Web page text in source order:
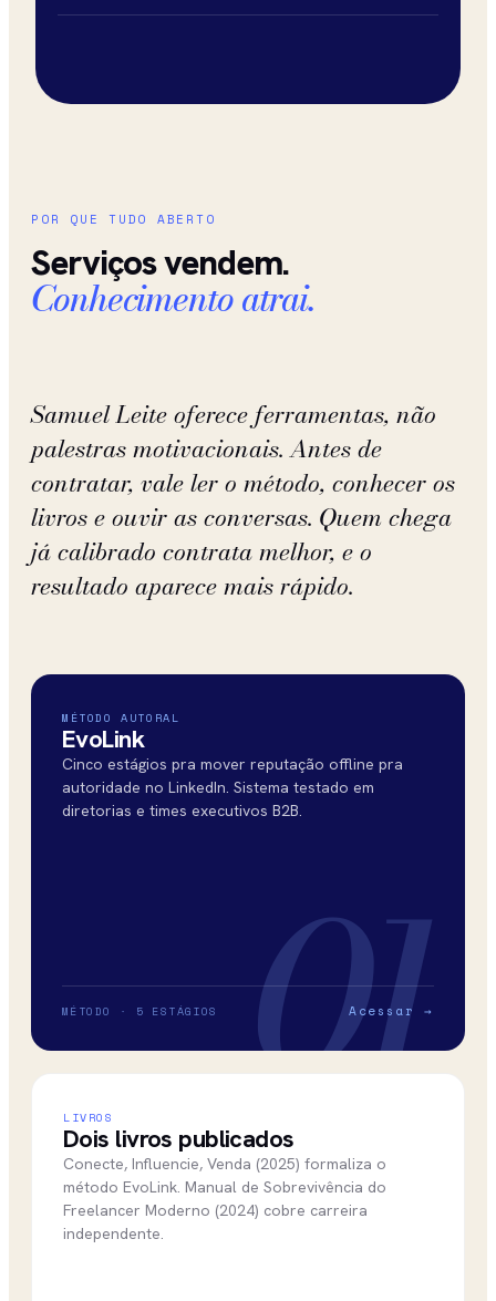
POR QUE TUDO ABERTO
Serviços vendem.
Conhecimento atrai.
Samuel Leite oferece ferramentas, não
palestras motivacionais. Antes de
contratar, vale ler o método, conhecer os
livros e ouvir as conversas. Quem chega
já calibrado contrata melhor, e o
resultado aparece mais rápido.
01
MÉTODO AUTORAL
EvoLink
Cinco estágios pra mover reputação offline pra
autoridade no LinkedIn. Sistema testado em
diretorias e times executivos B2B.
MÉTODO · 5 ESTÁGIOS Acessar →
LIVROS
Dois livros publicados
Conecte, Influencie, Venda (2025) formaliza o
método EvoLink. Manual de Sobrevivência do
Freelancer Moderno (2024) cobre carreira
independente.